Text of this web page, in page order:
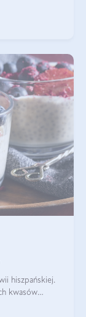
hiszpańskiej.
kwasów